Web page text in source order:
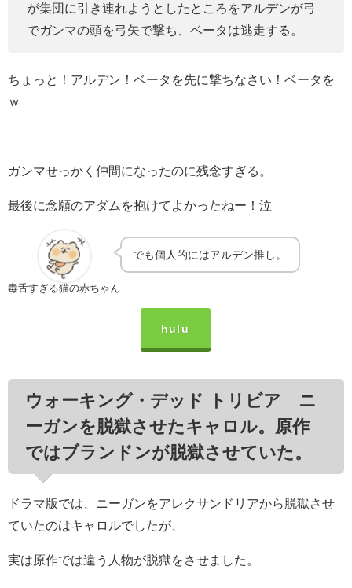
が集団に引き連れようとしたところをアルデンが弓
でガンマの頭を弓矢で撃ち、ベータは逃走する。
ちょっと！アルデン！ベータを先に撃ちなさい！ベータを
ｗ
ガンマせっかく仲間になったのに残念すぎる。
最後に念願のアダムを抱けてよかったねー！泣
毒舌すぎる猫の赤ちゃん
でも個人的にはアルデン推し。
hulu
ウォーキング・デッド トリビア ニ
ーガンを脱獄させたキャロル。原作
ではブランドンが脱獄させていた。
ドラマ版では、ニーガンをアレクサンドリアから脱獄させ
ていたのはキャロルでしたが、
実は原作では違う人物が脱獄をさせました。